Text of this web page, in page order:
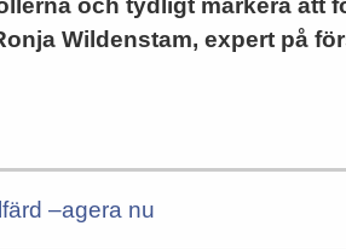
och tydligt markera att
Wildenstam, expert på
–agera nu